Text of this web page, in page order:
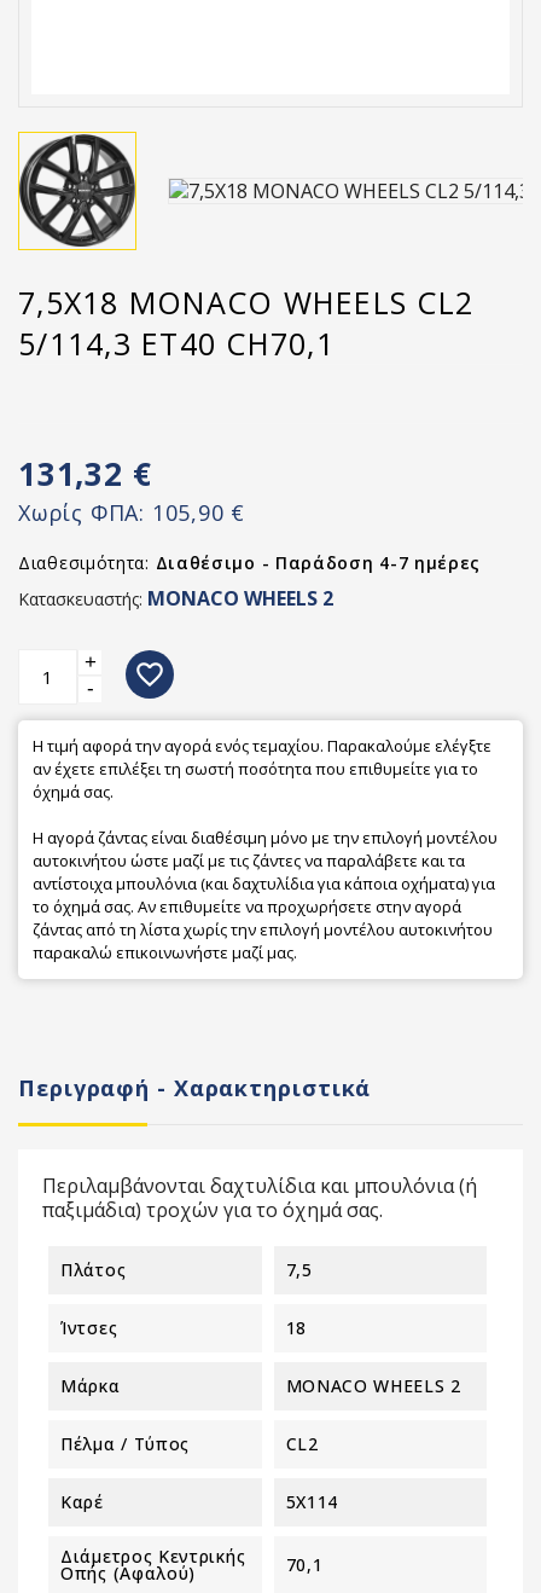
7,5X18 MONACO WHEELS CL2
5/114,3 ET40 CH70,1
131,32 €
Χωρίς ΦΠΑ: 105,90 €
Διαθεσιμότητα: Διαθέσιμο - Παράδοση 4-7 ημέρες
Κατασκευαστής: MONACO WHEELS 2
+
-
favorite_border
Η τιμή αφορά την αγορά ενός τεμαχίου. Παρακαλούμε ελέγξτε
αν έχετε επιλέξει τη σωστή ποσότητα που επιθυμείτε για το
όχημά σας.
Η αγορά ζάντας είναι διαθέσιμη μόνο με την επιλογή μοντέλου
αυτοκινήτου ώστε μαζί με τις ζάντες να παραλάβετε και τα
αντίστοιχα μπουλόνια (και δαχτυλίδια για κάποια οχήματα) για
το όχημά σας. Αν επιθυμείτε να προχωρήσετε στην αγορά
ζάντας από τη λίστα χωρίς την επιλογή μοντέλου αυτοκινήτου
παρακαλώ επικοινωνήστε μαζί μας.
Περιγραφή - Χαρακτηριστικά
Περιλαμβάνονται δαχτυλίδια και μπουλόνια (ή
παξιμάδια) τροχών για το όχημά σας.
Πλάτος 7,5
Ίντσες 18
Μάρκα MONACO WHEELS 2
Πέλμα / Τύπος CL2
Καρέ 5X114
Διάμετρος Κεντρικής
Οπής (αφαλού) 70,1